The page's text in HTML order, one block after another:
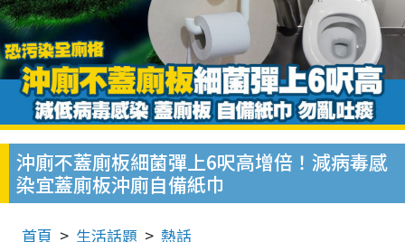
沖廁不蓋廁板細菌彈上6呎高增倍！減病毒感
染宜蓋廁板沖廁自備紙巾
首頁 生活話題 熱話